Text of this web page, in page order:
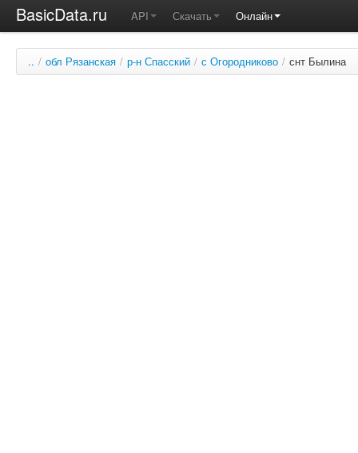
BasicData.ru API Скачать Онлайн
.. / обл Рязанская / р-н Спасский / с Огородниково / снт Былина